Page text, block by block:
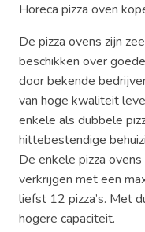
Horeca pizza oven
De pizza ovens zijn
beschikken over
door bekende
van hoge kwaliteit
enkele als dubbele
hittebestendige
De enkele pizza
verkrijgen met een
liefst 12 pizza’s. Met
hogere capaciteit.